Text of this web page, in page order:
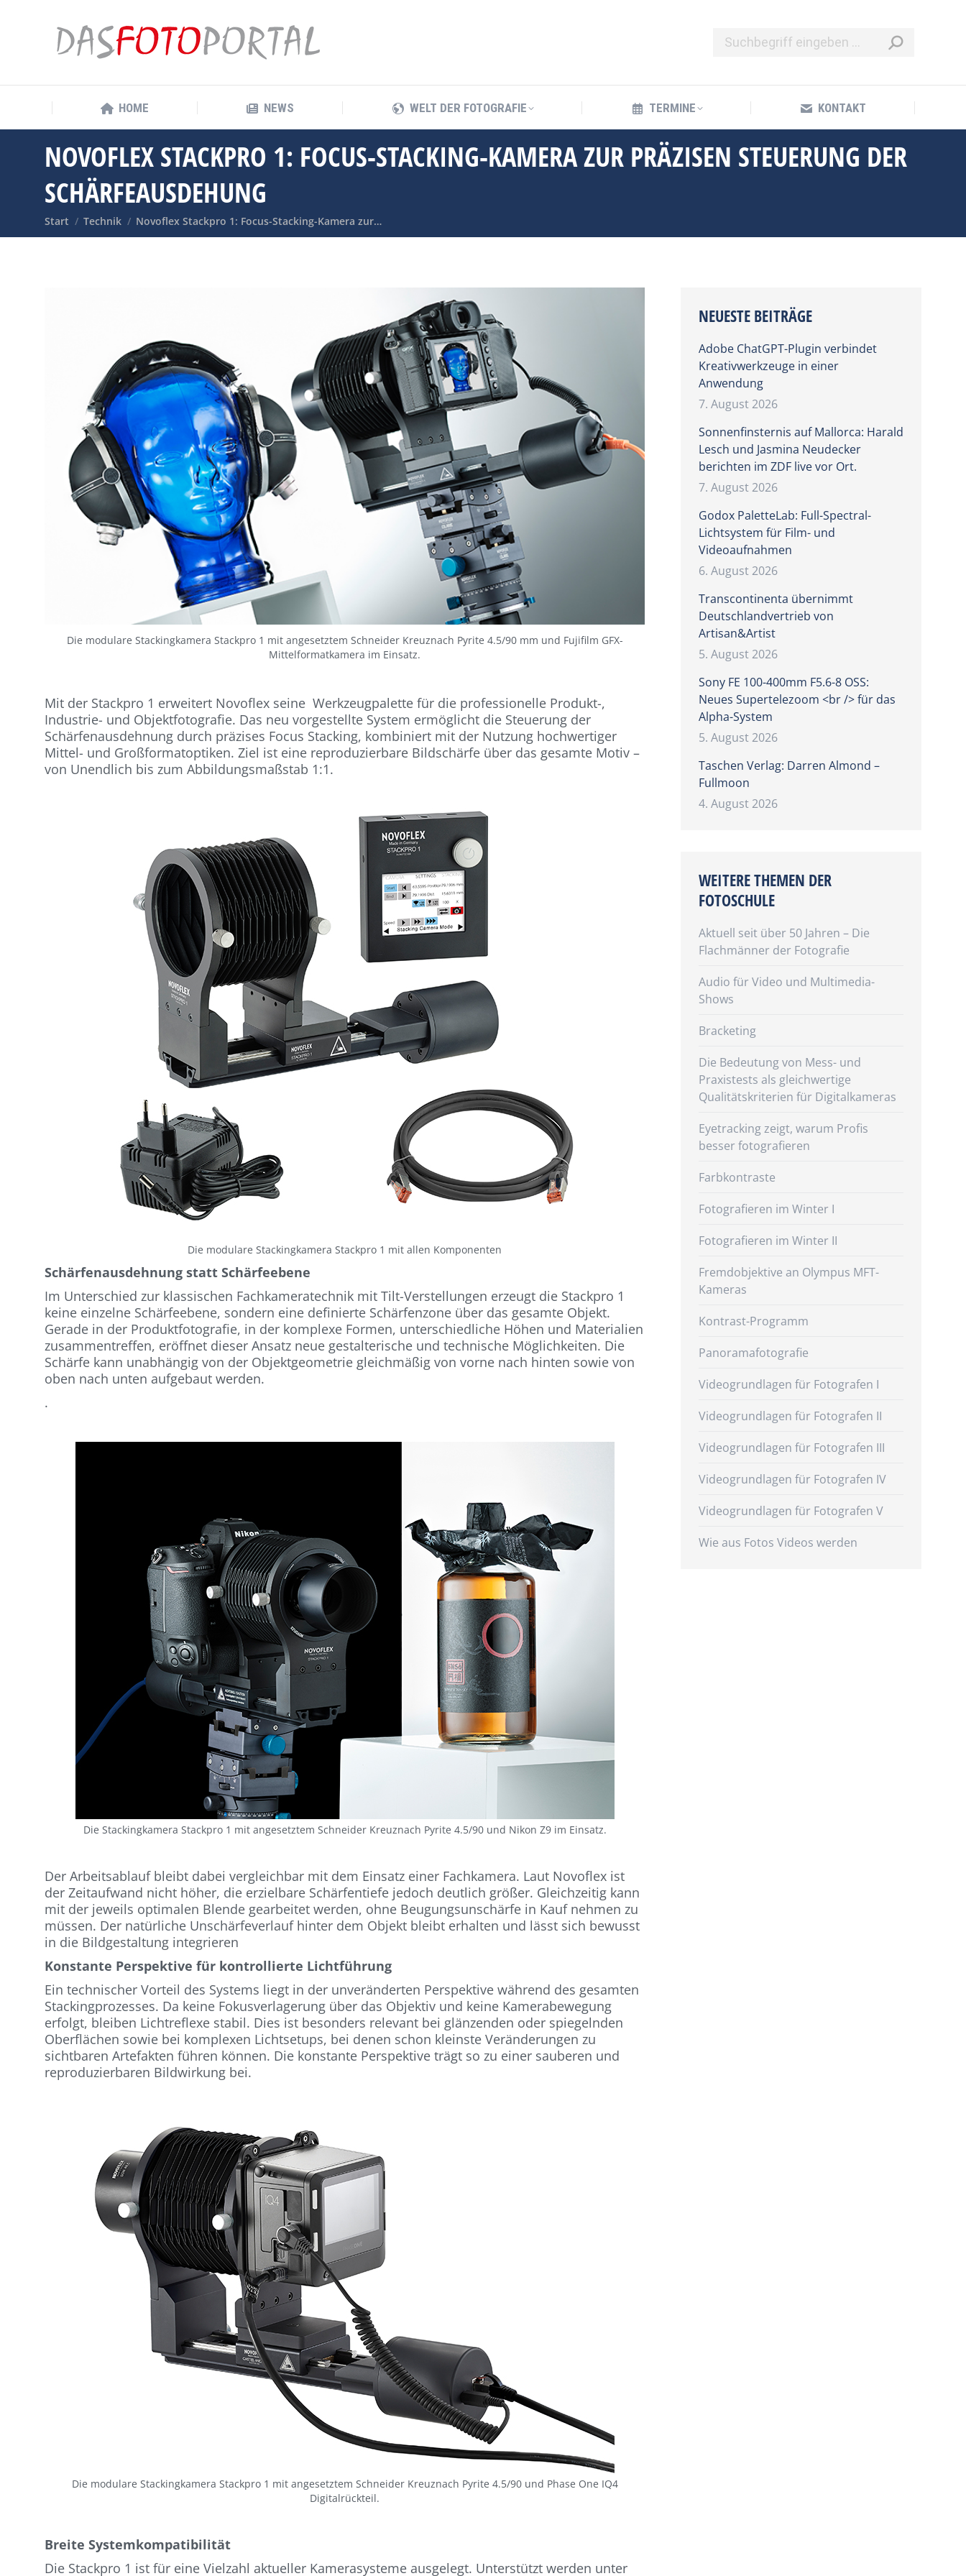
HOME NEWS WELT DER FOTOGRAFIE TERMINE KONTAKT
NOVOFLEX STACKPRO 1: FOCUS-STACKING-KAMERA ZUR PRÄZISEN STEUERUNG DER
SCHÄRFEAUSDEHUNG
Sie befinden sich hier:
Start Technik Novoflex Stackpro 1: Focus-Stacking-Kamera zur…
Die modulare Stackingkamera Stackpro 1 mit angesetztem Schneider Kreuznach Pyrite 4.5/90 mm und Fujifilm GFX-
Mittelformatkamera im Einsatz.
Mit der Stackpro 1 erweitert Novoflex seine Werkzeugpalette für die professionelle Produkt-,
Industrie- und Objektfotografie. Das neu vorgestellte System ermöglicht die Steuerung der
Schärfenausdehnung durch präzises Focus Stacking, kombiniert mit der Nutzung hochwertiger
Mittel- und Großformatoptiken. Ziel ist eine reproduzierbare Bildschärfe über das gesamte Motiv –
von Unendlich bis zum Abbildungsmaßstab 1:1.
Die modulare Stackingkamera Stackpro 1 mit allen Komponenten
Schärfenausdehnung statt Schärfeebene
Im Unterschied zur klassischen Fachkameratechnik mit Tilt-Verstellungen erzeugt die Stackpro 1
keine einzelne Schärfeebene, sondern eine definierte Schärfenzone über das gesamte Objekt.
Gerade in der Produktfotografie, in der komplexe Formen, unterschiedliche Höhen und Materialien
zusammentreffen, eröffnet dieser Ansatz neue gestalterische und technische Möglichkeiten. Die
Schärfe kann unabhängig von der Objektgeometrie gleichmäßig von vorne nach hinten sowie von
oben nach unten aufgebaut werden.
.
Die Stackingkamera Stackpro 1 mit angesetztem Schneider Kreuznach Pyrite 4.5/90 und Nikon Z9 im Einsatz.
Der Arbeitsablauf bleibt dabei vergleichbar mit dem Einsatz einer Fachkamera. Laut Novoflex ist
der Zeitaufwand nicht höher, die erzielbare Schärfentiefe jedoch deutlich größer. Gleichzeitig kann
mit der jeweils optimalen Blende gearbeitet werden, ohne Beugungsunschärfe in Kauf nehmen zu
müssen. Der natürliche Unschärfeverlauf hinter dem Objekt bleibt erhalten und lässt sich bewusst
in die Bildgestaltung integrieren
Konstante Perspektive für kontrollierte Lichtführung
Ein technischer Vorteil des Systems liegt in der unveränderten Perspektive während des gesamten
Stackingprozesses. Da keine Fokusverlagerung über das Objektiv und keine Kamerabewegung
erfolgt, bleiben Lichtreflexe stabil. Dies ist besonders relevant bei glänzenden oder spiegelnden
Oberflächen sowie bei komplexen Lichtsetups, bei denen schon kleinste Veränderungen zu
sichtbaren Artefakten führen können. Die konstante Perspektive trägt so zu einer sauberen und
reproduzierbaren Bildwirkung bei.
Die modulare Stackingkamera Stackpro 1 mit angesetztem Schneider Kreuznach Pyrite 4.5/90 und Phase One IQ4
Digitalrückteil.
Breite Systemkompatibilität
Die Stackpro 1 ist für eine Vielzahl aktueller Kamerasysteme ausgelegt. Unterstützt werden unter
NEUESTE BEITRÄGE
Adobe ChatGPT-Plugin verbindet
Kreativwerkzeuge in einer
Anwendung
7. August 2026
Sonnenfinsternis auf Mallorca: Harald
Lesch und Jasmina Neudecker
berichten im ZDF live vor Ort.
7. August 2026
Godox PaletteLab: Full-Spectral-
Lichtsystem für Film- und
Videoaufnahmen
6. August 2026
Transcontinenta übernimmt
Deutschlandvertrieb von
Artisan&Artist
5. August 2026
Sony FE 100-400mm F5.6-8 OSS:
Neues Supertelezoom <br /> für das
Alpha-System
5. August 2026
Taschen Verlag: Darren Almond –
Fullmoon
4. August 2026
WEITERE THEMEN DER
FOTOSCHULE
Aktuell seit über 50 Jahren – Die
Flachmänner der Fotografie
Audio für Video und Multimedia-
Shows
Bracketing
Die Bedeutung von Mess- und
Praxistests als gleichwertige
Qualitätskriterien für Digitalkameras
Eyetracking zeigt, warum Profis
besser fotografieren
Farbkontraste
Fotografieren im Winter I
Fotografieren im Winter II
Fremdobjektive an Olympus MFT-
Kameras
Kontrast-Programm
Panoramafotografie
Videogrundlagen für Fotografen I
Videogrundlagen für Fotografen II
Videogrundlagen für Fotografen III
Videogrundlagen für Fotografen IV
Videogrundlagen für Fotografen V
Wie aus Fotos Videos werden
HOME NEWS